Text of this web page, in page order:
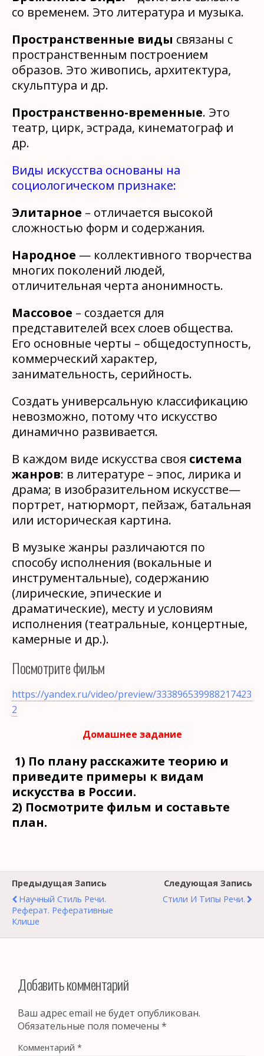
со временем. Это литература и музыка.
Пространственные виды связаны с
пространственным построением
образов. Это живопись, архитектура,
скульптура и др.
Пространственно-временные. Это
театр, цирк, эстрада, кинематограф и
др.
Виды искусства основаны на
социологическом признаке:
Элитарное – отличается высокой
сложностью форм и содержания.
Народное — коллективного творчества
многих поколений людей,
отличительная черта анонимность.
Массовое – создается для
представителей всех слоев общества.
Его основные черты – общедоступность,
коммерческий характер,
занимательность, серийность.
Создать универсальную классификацию
невозможно, потому что искусство
динамично развивается.
В каждом виде искусства своя система
жанров: в литературе – эпос, лирика и
драма; в изобразительном искусстве—
портрет, натюрморт, пейзаж, батальная
или историческая картина.
В музыке жанры различаются по
способу исполнения (вокальные и
инструментальные), содержанию
(лирические, эпические и
драматические), месту и условиям
исполнения (театральные, концертные,
камерные и др.).
Посмотрите фильм
https://yandex.ru/video/preview/333896539988217423
2
Домашнее задание
1) По плану расскажите теорию и
приведите примеры к видам
искусства в России.
2) Посмотрите фильм и составьте
план.
Предыдущая Запись
Научный Стиль Речи.
Реферат. Реферативные
Клише
Следующая Запись
Стили И Типы Речи.
Добавить комментарий
Ваш адрес email не будет опубликован.
Обязательные поля помечены *
Комментарий *